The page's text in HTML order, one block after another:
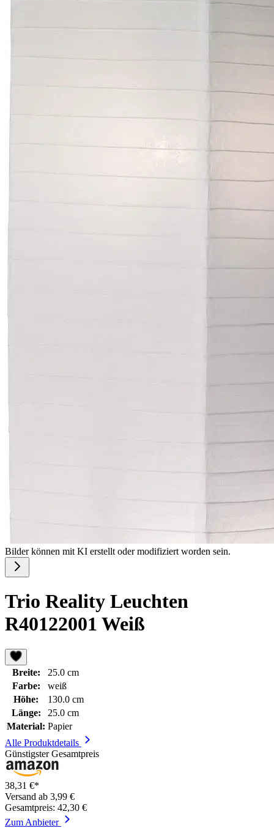
Bilder können mit KI erstellt oder modifiziert worden sein.
Trio Reality Leuchten
R40122001 Weiß
Breite:
25.0 cm
Farbe:
weiß
Höhe:
130.0 cm
Länge:
25.0 cm
Material: Papier
Alle Produktdetails
Günstigster Gesamtpreis
38,31 €*
Versand ab 3,99 €
Gesamtpreis: 42,30 €
Zum Anbieter